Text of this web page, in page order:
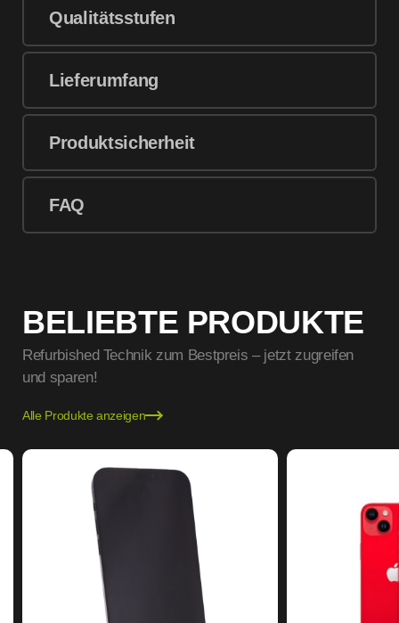
Qualitätsstufen
Lieferumfang
Produktsicherheit
FAQ
BELIEBTE PRODUKTE
Refurbished Technik zum Bestpreis – jetzt zugreifen
und sparen!
Alle Produkte anzeigen